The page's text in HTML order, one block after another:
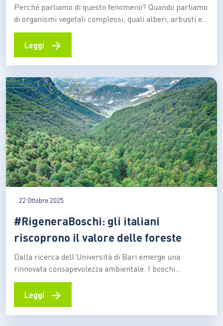
Perché parliamo di questo fenomeno? Quando parliamo
di organismi vegetali complessi, quali alberi, arbusti ed
erbe, dobbiamo sempre tenere a mente il loro limite
più grande, ovvero la sostanziale immobilità. Costretta
nutrimento e necessaria stabilità, il mondo vegetale si
è…
Leggi →
22 Ottobre 2025
#RigeneraBoschi: gli italiani
riscoprono il valore delle foreste
Dalla ricerca dell’Università di Bari emerge una
rinnovata consapevolezza ambientale. I boschi
diventano luoghi di benessere, identità e azione
concreta contro la crisi climatica Sempre più italiani
futuro del pianeta. Foreste e aree verdi vengono
Leggi →